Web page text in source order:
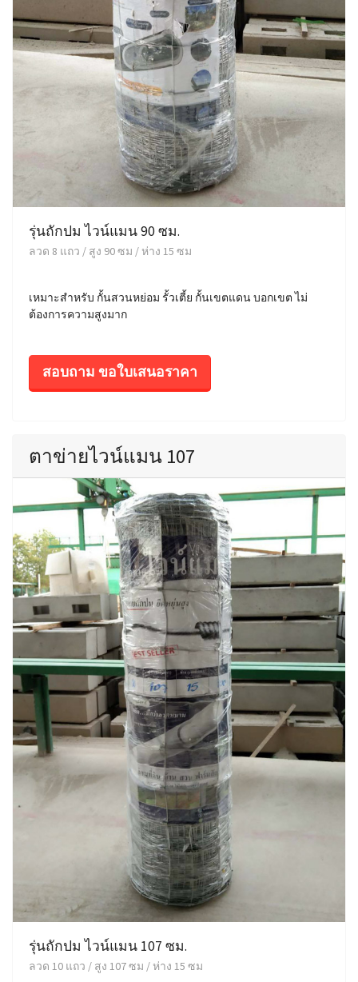
รุ่นถักปม ไวน์แมน 90 ซม.
ลวด 8 แถว / สูง 90 ซม / ห่าง 15 ซม
เหมาะสำหรับ กั้นสวนหย่อม รั้วเตี้ย กั้นเขตแดน บอกเขต ไม่
ต้องการความสูงมาก
สอบถาม ขอใบเสนอราคา
ตาข่ายไวน์แมน 107
รุ่นถักปม ไวน์แมน 107 ซม.
ลวด 10 แถว / สูง 107 ซม / ห่าง 15 ซม